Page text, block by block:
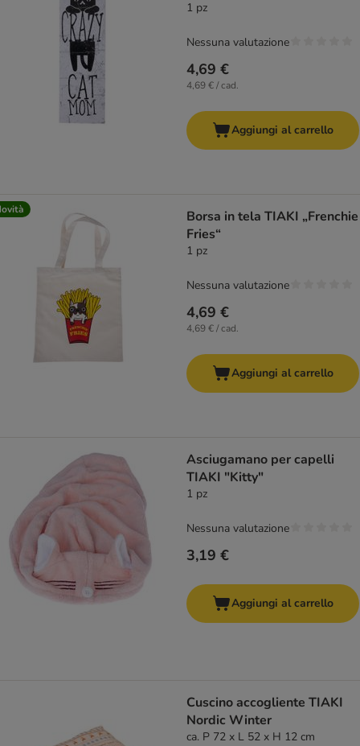
1 pz
4,69 €
4,69 € / cad.
Nessuna valutazione
Aggiungi al carrello
Borsa in tela TIAKI „Frenchie
Fries“
1 pz
4,69 €
4,69 € / cad.
Nessuna valutazione
Aggiungi al carrello
Asciugamano per capelli
TIAKI "Kitty"
1 pz
3,19 €
Nessuna valutazione
Aggiungi al carrello
Cuscino accogliente TIAKI
Nordic Winter
ca. P 72 x L 52 x H 12 cm